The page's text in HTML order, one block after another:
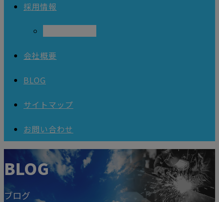
採用情報
会社概要
BLOG
サイトマップ
お問い合わせ
BLOG
ブログ